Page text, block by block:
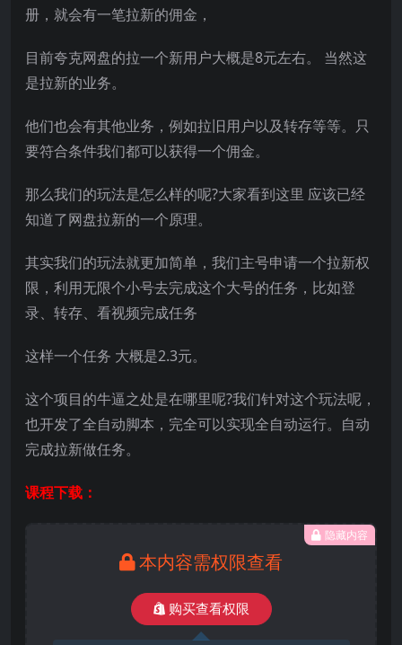
册，就会有一笔拉新的佣金，
目前夸克网盘的拉一个新用户大概是8元左右。 当然这
是拉新的业务。
他们也会有其他业务，例如拉旧用户以及转存等等。只
要符合条件我们都可以获得一个佣金。
那么我们的玩法是怎么样的呢?大家看到这里 应该已经
知道了网盘拉新的一个原理。
其实我们的玩法就更加简单，我们主号申请一个拉新权
限，利用无限个小号去完成这个大号的任务，比如登
录、转存、看视频完成任务
这样一个任务 大概是2.3元。
这个项目的牛逼之处是在哪里呢?我们针对这个玩法呢，
也开发了全自动脚本，完全可以实现全自动运行。自动
完成拉新做任务。
课程下载：
隐藏内容
本内容需权限查看
购买查看权限